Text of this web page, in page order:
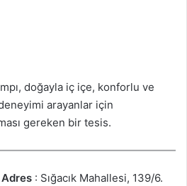
doğayla iç içe, konforlu ve
arayanlar için
gereken bir tesis.
Adres : Sığacık Mahallesi, 139/6.